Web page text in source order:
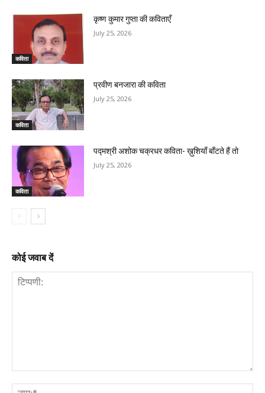
कविता
कृष्ण कुमार गुप्ता की कविताएँ
July 25, 2026
कविता
प्रवीण बनजारा की कविता
July 25, 2026
कविता
पद्मश्री अशोक चक्रधर कविता- ख़ुशियाँ बाँटते हैं तो
July 25, 2026
कोई जवाब दें